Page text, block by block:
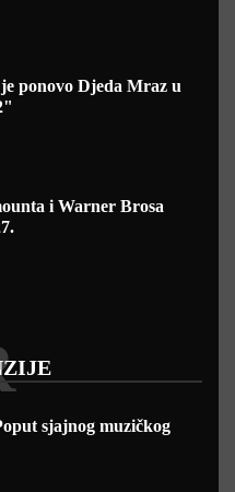
ponovo Djeda Mraz u
i Warner Brosa
sjajnog muzičkog